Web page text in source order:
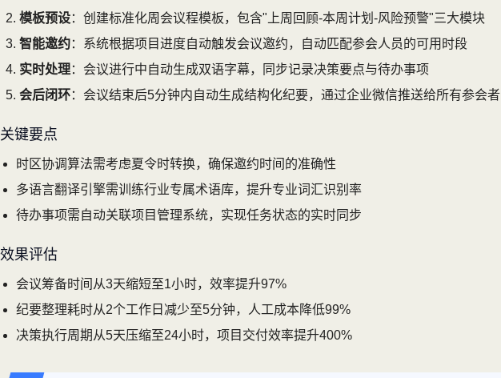
模板预设：创建标准化周会议程模板，包含"上周回顾-本周计划-风险预警"三大模块
智能邀约：系统根据项目进度自动触发会议邀约，自动匹配参会人员的可用时段
实时处理：会议进行中自动生成双语字幕，同步记录决策要点与待办事项
会后闭环：会议结束后5分钟内自动生成结构化纪要，通过企业微信推送给所有参会者
关键要点
时区协调算法需考虑夏令时转换，确保邀约时间的准确性
多语言翻译引擎需训练行业专属术语库，提升专业词汇识别率
待办事项需自动关联项目管理系统，实现任务状态的实时同步
效果评估
会议筹备时间从3天缩短至1小时，效率提升97%
纪要整理耗时从2个工作日减少至5分钟，人工成本降低99%
决策执行周期从5天压缩至24小时，项目交付效率提升400%